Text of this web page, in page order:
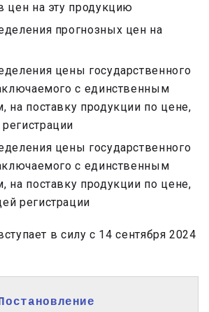
цен на эту продукцию
прогнозных цен на
цены государственного
с единственным
на поставку продукции по цене,
цены государственного
с единственным
на поставку продукции по цене,
регистрации
в силу с 14 сентября 2024